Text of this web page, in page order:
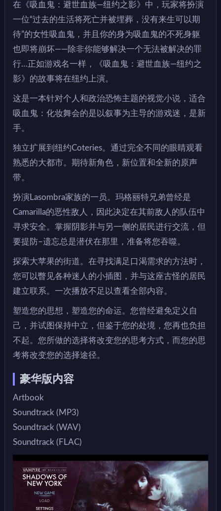
在《吸血鬼：避世血族—纽约之影》中，玩家将扮演
一位“过去的生活将死亡并被埋葬，没有来生可以期
待”的女性吸血鬼，并且你的身为吸血鬼的不死身躯
也即将崩坏——除非你能够解决一个无法被解决的罪
行…正如游戏名一样，《吸血鬼：避世血族—纽约之
影》的故事将在纽约上演。
这是一本针对个人和政治恐怖主题的视觉小说，适合
吸血鬼：化妆舞会的是以叙事为主导的游戏迷，是新
手。
独立扩展到纽约Coteries。通过完全不同的眼睛观看
熟悉的大都市。期待新角色，新位置和全新的原声
带。
扮演Lasombra家族的一员。玛格丽特兄弟曾经是
Camarilla的恶性敌人，因此决定在其前敌人的队伍中
寻求安全。掌握阴影并与另一侧的居民进行交流，但
要提防–遗忘总是潜伏在那里，准备将您吞噬。
探索大苹果的街道。在寻找满足口渴需求的方法时，
您可以瞥见各种迷人的小插图，并与这座古怪的居民
建立联系。一次播放不足以查看全部内容。
塑造您的思想，塑造您的命运。您曾经避免定义自
己，并试图保持中立，但鉴于您的处境，您再也负担
不起。您所做的选择将改变您的思考方式，而您的思
考将改变您的选择途径。
豪华版内容
Artbook
Soundtrack (MP3)
Soundtrack (WAV)
Soundtrack (FLAC)